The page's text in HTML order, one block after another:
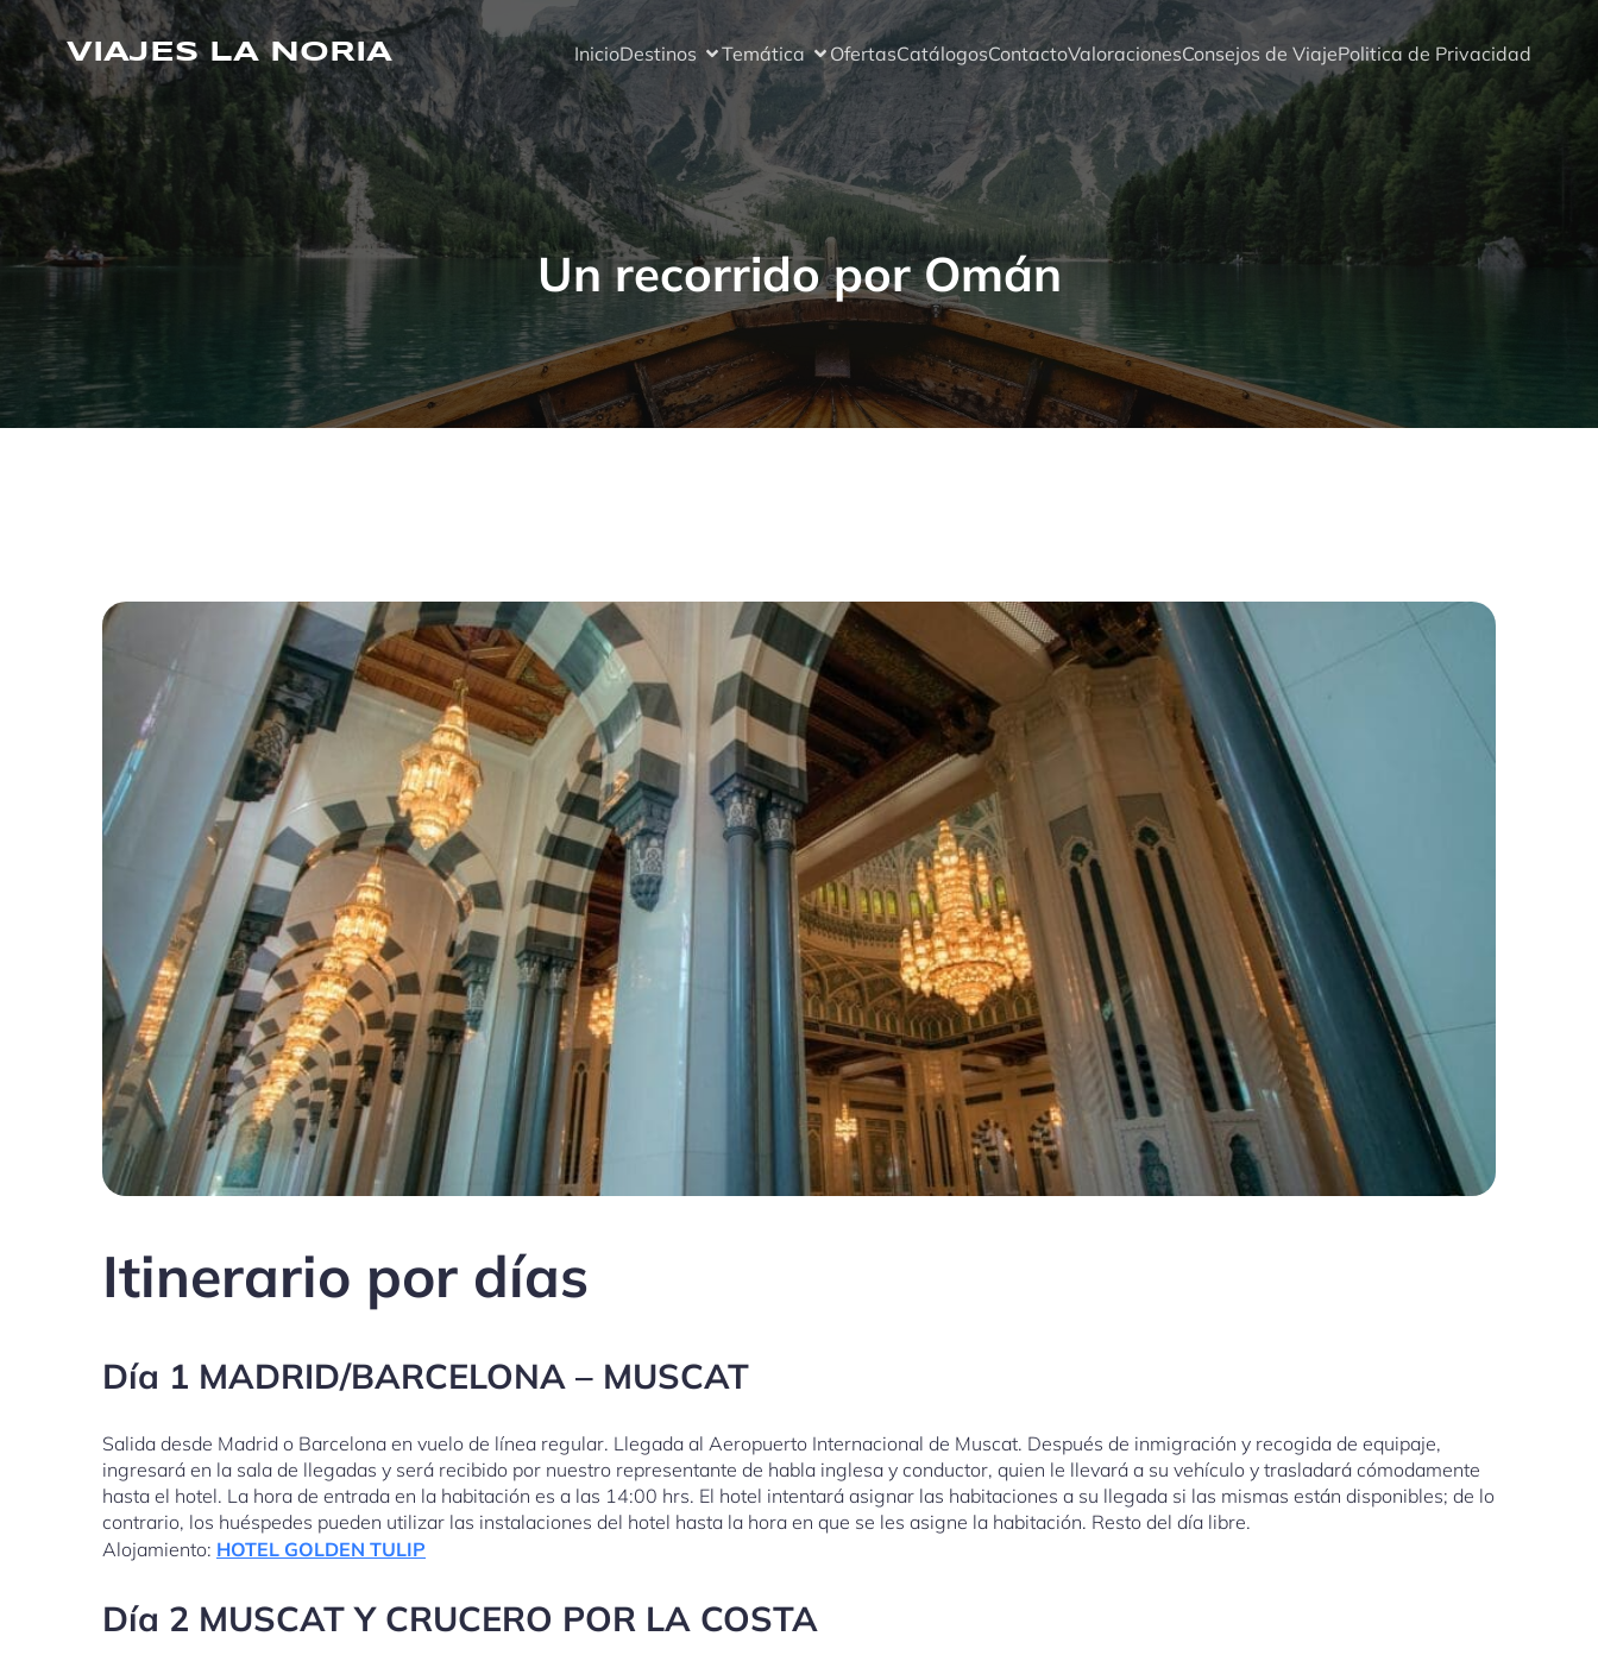
Saltar
al
contenido
VIAJES LA NORIA InicioDestinos Temática OfertasCatálogosContactoValoracionesConsejos de ViajePolitica de Privacidad
Un recorrido por Omán
Itinerario por días
Día 1 MADRID/BARCELONA – MUSCAT
Salida desde Madrid o Barcelona en vuelo de línea regular. Llegada al Aeropuerto Internacional de Muscat. Después de inmigración y recogida de equipaje,
ingresará en la sala de llegadas y será recibido por nuestro representante de habla inglesa y conductor, quien le llevará a su vehículo y trasladará cómodamente
hasta el hotel. La hora de entrada en la habitación es a las 14:00 hrs. El hotel intentará asignar las habitaciones a su llegada si las mismas están disponibles; de lo
contrario, los huéspedes pueden utilizar las instalaciones del hotel hasta la hora en que se les asigne la habitación. Resto del día libre.
Alojamiento: HOTEL GOLDEN TULIP
Día 2 MUSCAT Y CRUCERO POR LA COSTA